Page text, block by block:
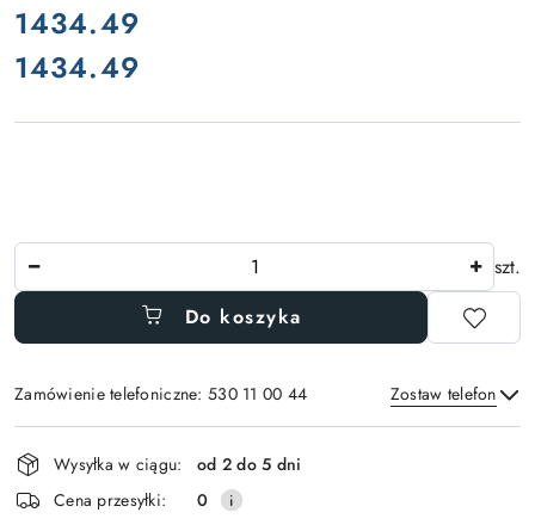
cena:
1434.49
Cena:
1434.49
szt.
Do koszyka
Zamówienie telefoniczne: 530 11 00 44 Zostaw telefon
Wyślij
Dostępność
i
dostawa
Wysyłka w ciągu:
od 2 do 5 dni
Cena przesyłki:
0